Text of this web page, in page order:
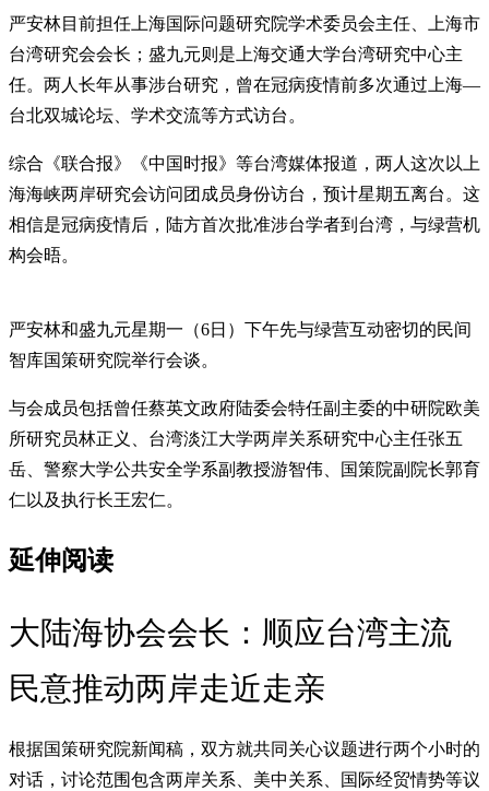
严安林目前担任上海国际问题研究院学术委员会主任、上海市
台湾研究会会长；盛九元则是上海交通大学台湾研究中心主
任。两人长年从事涉台研究，曾在冠病疫情前多次通过上海—
台北双城论坛、学术交流等方式访台。
综合《联合报》《中国时报》等台湾媒体报道，两人这次以上
海海峡两岸研究会访问团成员身份访台，预计星期五离台。这
相信是冠病疫情后，陆方首次批准涉台学者到台湾，与绿营机
构会晤。
严安林和盛九元星期一（6日）下午先与绿营互动密切的民间
智库国策研究院举行会谈。
与会成员包括曾任蔡英文政府陆委会特任副主委的中研院欧美
所研究员林正义、台湾淡江大学两岸关系研究中心主任张五
岳、警察大学公共安全学系副教授游智伟、国策院副院长郭育
仁以及执行长王宏仁。
延伸阅读
大陆海协会会长：顺应台湾主流
民意推动两岸走近走亲
根据国策研究院新闻稿，双方就共同关心议题进行两个小时的
对话，讨论范围包含两岸关系、美中关系、国际经贸情势等议